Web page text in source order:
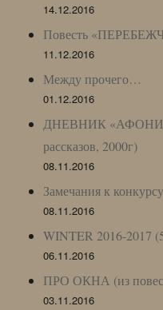
14.12.2016
Повесть
11.12.2016
Между прочего…
01.12.2016
ДНЕВНИК «АФОНИ»
рассказов, 2000г)
08.11.2016
Замечания к
08.11.2016
WINTER 2016-2017
06.11.2016
ПРО ОКНА (из
03.11.2016